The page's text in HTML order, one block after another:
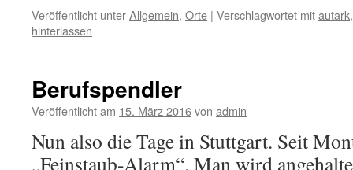
Veröffentlicht unterAllgemein, Orte | Verschlagwortet mitautark
hinterlassen
Berufspendler
Veröffentlicht am 15. März 2016von admin
Nun also die Tage in Stuttgart. Seit
„Feinstaub-Alarm“. Man wird